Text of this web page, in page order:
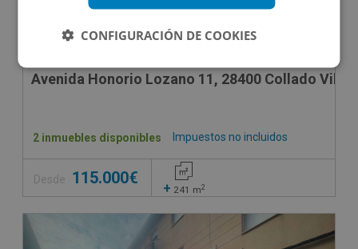
Avenida Honorio Lozano 11, 28400 Collado
Impuestos no incluidos
2 inmuebles disponibles
Desde 115.000€
+ 241 m2
CONFIGURACIÓN DE COOKIES